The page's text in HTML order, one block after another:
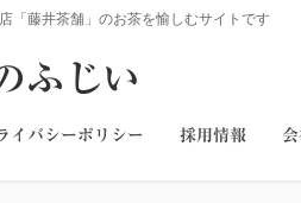
「藤井茶舗」のお茶を愉しむサイトです
ふじい
イバシーポリシー 採用情報